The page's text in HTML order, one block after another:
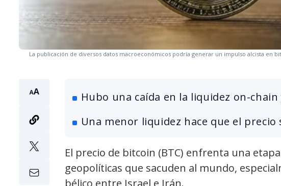
La publicación de diversos datos macroeconómicos podría generar un impulso alcista en
Hubo una caída en la liquidez on-
Una menor liquidez hace que el precio
El precio de bitcoin (BTC) enfrenta una
geopolíticas que sacuden al mundo,
bélico entre Israel e Irán.